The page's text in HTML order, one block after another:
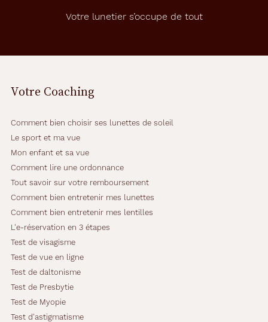
Votre lunetier s’occupe de tout
Votre Coaching
Comment bien choisir ses lunettes de soleil
Le sport et ma vue
Mon enfant et sa vue
Comment lire une ordonnance
Tout savoir sur votre remboursement
Comment bien entretenir mes lunettes
Comment bien entretenir mes lentilles
L'e-réservation en 3 étapes
Test de visagisme
Test de vue en ligne
Test de daltonisme
Test de Presbytie
Test de Myopie
Test d'astigmatisme